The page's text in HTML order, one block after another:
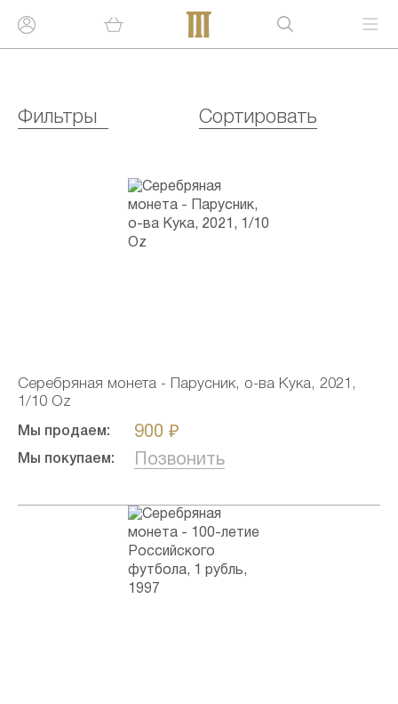
Фильтры Сортировать
Серебряная монета - Парусник, о-ва Кука, 2021,
1/10 Oz
Мы продаем: 900 ₽
Мы покупаем: Позвонить